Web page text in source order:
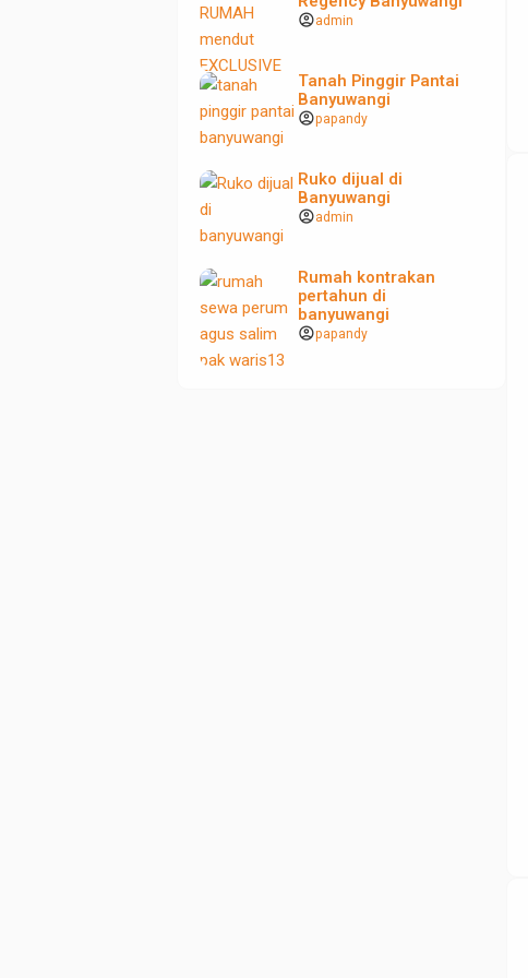
account_circleadmin
Tanah Pinggir Pantai
Banyuwangi
account_circlepapandy
Ruko dijual di
Banyuwangi
account_circleadmin
Rumah kontrakan
pertahun di
banyuwangi
account_circlepapandy